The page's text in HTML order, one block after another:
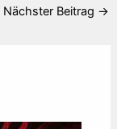
Nächster Beitrag →